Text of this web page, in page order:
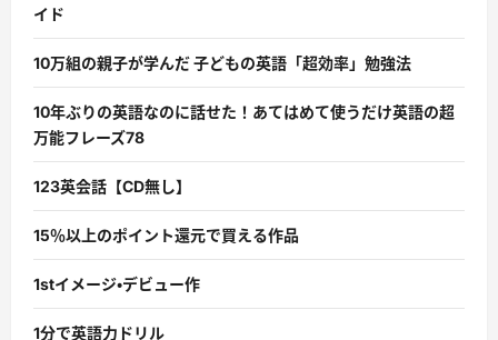
イド
10万組の親子が学んだ 子どもの英語「超効率」勉強法
10年ぶりの英語なのに話せた！あてはめて使うだけ英語の超
万能フレーズ78
123英会話【CD無し】
15％以上のポイント還元で買える作品
1stイメージ・デビュー作
1分で英語力ドリル